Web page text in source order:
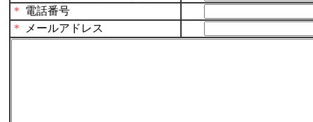
＊ 電話番号
＊
メールアドレス